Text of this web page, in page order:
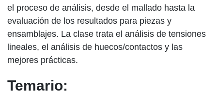
el proceso de análisis, desde el mallado hasta la
evaluación de los resultados para piezas y
ensamblajes. La clase trata el análisis de tensiones
lineales, el análisis de huecos/contactos y las
mejores prácticas.
Temario: